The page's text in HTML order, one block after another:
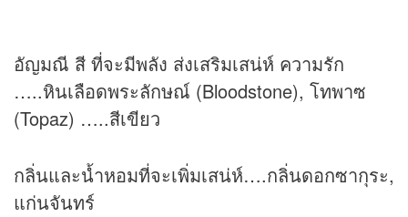
อัญมณี สี ที่จะมีพลัง ส่งเสริมเสน่ห์ ความรัก
…..หินเลือดพระลักษณ์ (Bloodstone), โทพาซ
(Topaz) …..สีเขียว
กลิ่นและน้ำหอมที่จะเพิ่มเสน่ห์….กลิ่นดอกซากุระ,
แก่นจันทร์